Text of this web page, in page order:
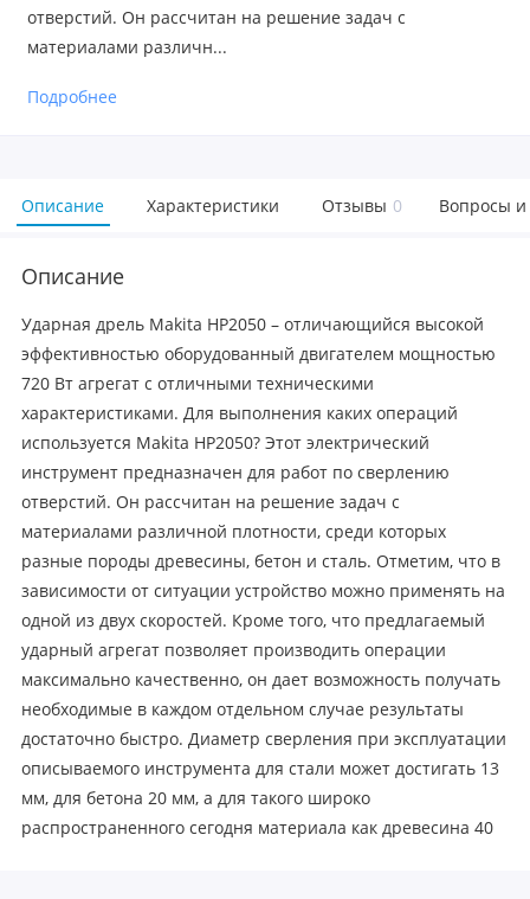
отверстий. Он рассчитан на решение задач с
материалами различн...
Подробнее
Описание Характеристики Отзывы 0 Вопросы и
Описание
Ударная дрель Makita HP2050 – отличающийся высокой
эффективностью оборудованный двигателем мощностью
720 Вт агрегат с отличными техническими
характеристиками. Для выполнения каких операций
используется Makita HP2050? Этот электрический
инструмент предназначен для работ по сверлению
отверстий. Он рассчитан на решение задач с
материалами различной плотности, среди которых
разные породы древесины, бетон и сталь. Отметим, что в
зависимости от ситуации устройство можно применять на
одной из двух скоростей. Кроме того, что предлагаемый
ударный агрегат позволяет производить операции
максимально качественно, он дает возможность получать
необходимые в каждом отдельном случае результаты
достаточно быстро. Диаметр сверления при эксплуатации
описываемого инструмента для стали может достигать 13
мм, для бетона 20 мм, а для такого широко
распространенного сегодня материала как древесина 40